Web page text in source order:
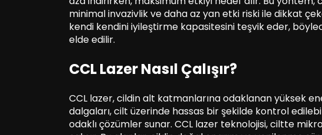
minimal invazivlik ve daha az yan etki riski ile dikkat
kendi kendini iyileştirme kapasitesini teşvik eder,
elde edilir.
CCL Lazer Nasıl Çalışır?
CCL lazer, cildin alt katmanlarına odaklanan yüksek
dalgaları, cilt üzerinde hassas bir şekilde kontrol
odaklı çözümler sunar. CCL lazer teknolojisi, ciltte